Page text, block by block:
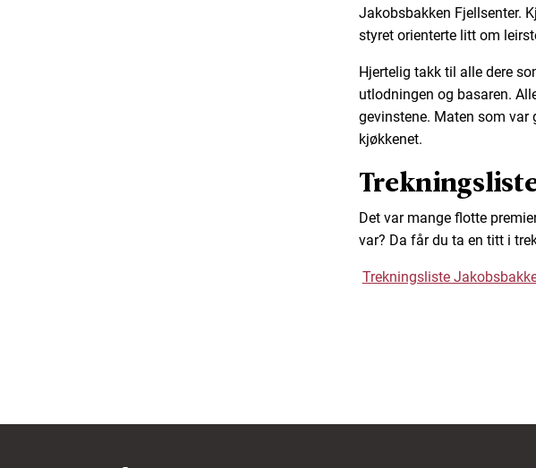
Jakobsbakken Fjellsenter.
styret orienterte litt om
Hjertelig takk til alle dere
utlodningen og basaren.
gevinstene. Maten som var
kjøkkenet.
Det var mange flotte
var? Da får du ta en titt i
Trekningsliste